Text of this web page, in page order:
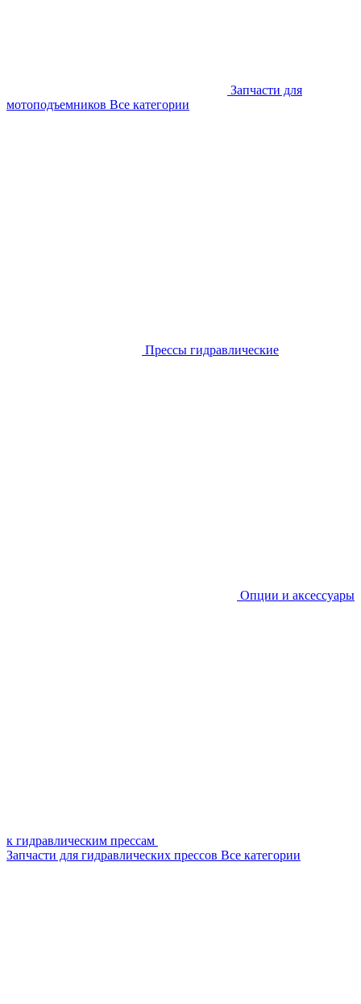
Запчасти для
мотоподъемников Все категории
Прессы гидравлические
Опции и аксессуары
к гидравлическим прессам
Запчасти для гидравлических прессов Все категории